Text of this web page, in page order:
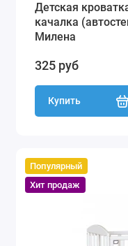
Детская
качалка
Милена
325 руб
Купить
Популярный
Хит продаж